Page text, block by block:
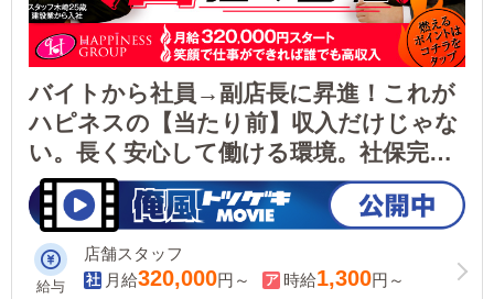
バイトから社員→副店長に昇進！これが
ハピネスの【当たり前】収入だけじゃな
い。長く安心して働ける環境。社保完備/
各種手当あり/未経験OK/賞与最大年4回/
アルバイトスタッフ募集中！/性別不問/
女性スタッフ活躍中
給与
店舗スタッフ
月給320,000円～ 時給1,300円～